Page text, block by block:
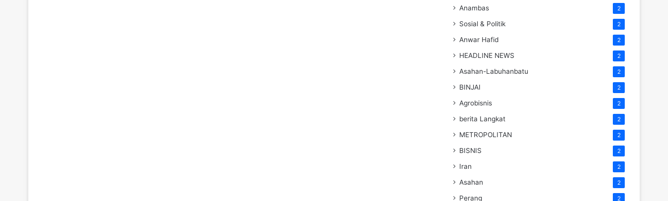
Anambas 2
Sosial & Politik 2
Anwar Hafid 2
HEADLINE NEWS 2
Asahan-Labuhanbatu 2
BINJAI 2
Agrobisnis 2
berita Langkat 2
METROPOLITAN 2
BISNIS 2
Iran 2
Asahan 2
Perang 2